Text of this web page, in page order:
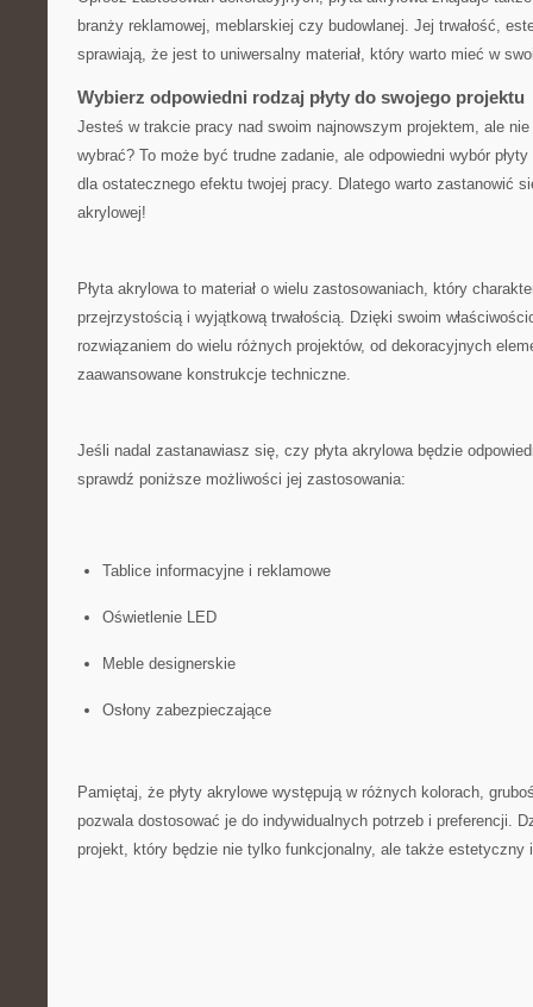
branży reklamowej, meblarskiej czy budowlanej. Jej trwałość,
sprawiają, że ‌jest to uniwersalny materiał, który warto‌ mieć w
Wybierz odpowiedni⁤ rodzaj⁢ płyty do swojego projektu
Jesteś w trakcie pracy nad swoim najnowszym projektem, ale
wybrać? To może​ być trudne ‌zadanie, ale odpowiedni wybór
dla ostatecznego efektu twojej‍ pracy. ⁢Dlatego warto zastanowić
akrylowej!
Płyta akrylowa to materiał o wielu zastosowaniach, który
⁢przejrzystością i wyjątkową trwałością. Dzięki swoim⁣
rozwiązaniem do wielu‍ różnych projektów, od dekoracyjnych
zaawansowane konstrukcje techniczne.
Jeśli nadal zastanawiasz się, czy ‌płyta akrylowa ‍będzie
sprawdź poniższe możliwości jej zastosowania:
Tablice⁣ informacyjne i reklamowe
Oświetlenie LED
Meble designerskie
Osłony zabezpieczające
Pamiętaj, że płyty akrylowe występują w różnych kolorach,‌
pozwala dostosować je do indywidualnych potrzeb i preferencji.
‌projekt, który będzie‌ nie tylko funkcjonalny,⁣ ale także estetyczny‍